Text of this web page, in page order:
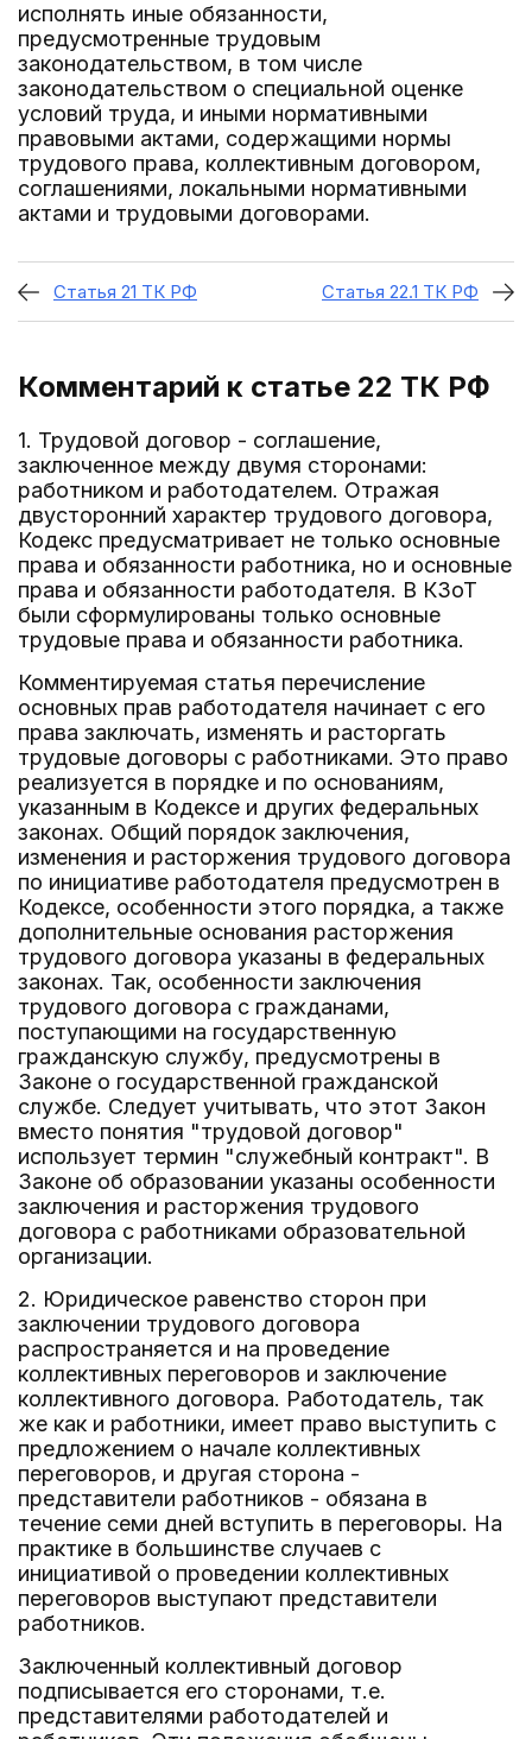
исполнять иные обязанности,
предусмотренные трудовым
законодательством, в том числе
законодательством о специальной оценке
условий труда, и иными нормативными
правовыми актами, содержащими нормы
трудового права, коллективным договором,
соглашениями, локальными нормативными
актами и трудовыми договорами.
Статья 21 ТК РФ Статья 22.1 ТК РФ
Комментарий к статье 22 ТК РФ
1. Трудовой договор - соглашение,
заключенное между двумя сторонами:
работником и работодателем. Отражая
двусторонний характер трудового договора,
Кодекс предусматривает не только основные
права и обязанности работника, но и основные
права и обязанности работодателя. В КЗоТ
были сформулированы только основные
трудовые права и обязанности работника.
Комментируемая статья перечисление
основных прав работодателя начинает с его
права заключать, изменять и расторгать
трудовые договоры с работниками. Это право
реализуется в порядке и по основаниям,
указанным в Кодексе и других федеральных
законах. Общий порядок заключения,
изменения и расторжения трудового договора
по инициативе работодателя предусмотрен в
Кодексе, особенности этого порядка, а также
дополнительные основания расторжения
трудового договора указаны в федеральных
законах. Так, особенности заключения
трудового договора с гражданами,
поступающими на государственную
гражданскую службу, предусмотрены в
Законе о государственной гражданской
службе. Следует учитывать, что этот Закон
вместо понятия "трудовой договор"
использует термин "служебный контракт". В
Законе об образовании указаны особенности
заключения и расторжения трудового
договора с работниками образовательной
организации.
2. Юридическое равенство сторон при
заключении трудового договора
распространяется и на проведение
коллективных переговоров и заключение
коллективного договора. Работодатель, так
же как и работники, имеет право выступить с
предложением о начале коллективных
переговоров, и другая сторона -
представители работников - обязана в
течение семи дней вступить в переговоры. На
практике в большинстве случаев с
инициативой о проведении коллективных
переговоров выступают представители
работников.
Заключенный коллективный договор
подписывается его сторонами, т.е.
представителями работодателей и